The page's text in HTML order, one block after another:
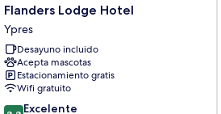
Flanders
Lodge
Hotel
Ypres
Flanders Lodge Hotel
Ypres
Desayuno incluido
Acepta mascotas
Estacionamiento gratis
Wifi gratuito
8.8 Excelente